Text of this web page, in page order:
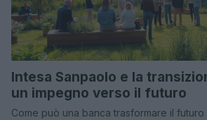
Intesa Sanpaolo e la
un impegno verso il futuro
Come può una banca trasformare il